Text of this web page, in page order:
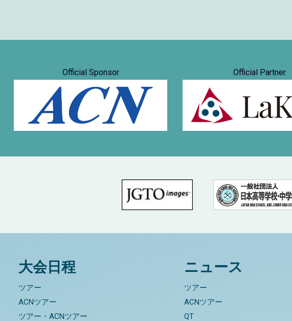
Official Sponsor Official Partner
大会日程
ツアー
ACNツアー
ツアー・ACNツアー
ニュース
ツアー
ACNツアー
QT